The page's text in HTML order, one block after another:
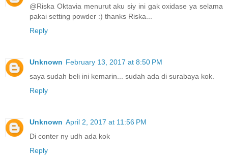
@Riska Oktavia menurut aku siy ini gak oxidase ya selama
pakai setting powder :) thanks Riska...
Reply
Unknown February 13, 2017 at 8:50 PM
saya sudah beli ini kemarin... sudah ada di surabaya kok.
Reply
Unknown April 2, 2017 at 11:56 PM
Di conter ny udh ada kok
Reply